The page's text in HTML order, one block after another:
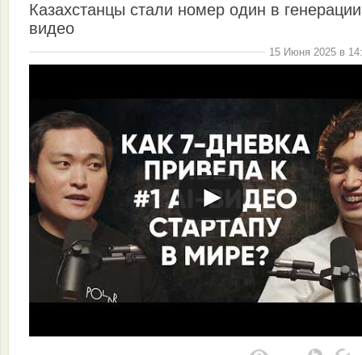
Казахстанцы стали номер один в
видео
15 Июня 2025 в